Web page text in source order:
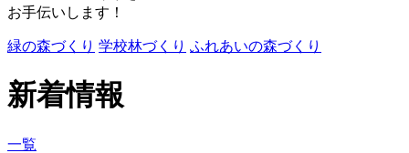
お手伝いします！
緑の森づくり 学校林づくり ふれあいの森づくり
新着情報
一覧